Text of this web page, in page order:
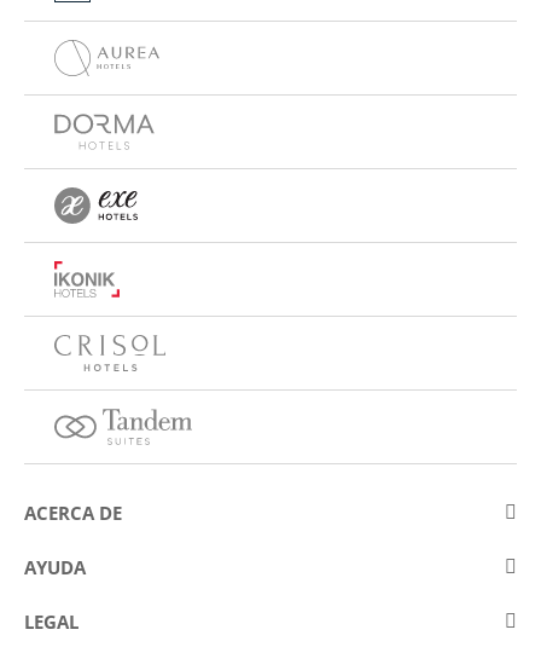
ACERCA DE
Sobre Eurostars Hotel Company
Concursos
AYUDA
Contactar
LEGAL